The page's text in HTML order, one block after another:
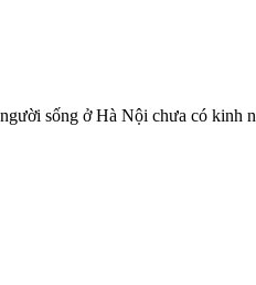
sống ở Hà Nội chưa có kinh